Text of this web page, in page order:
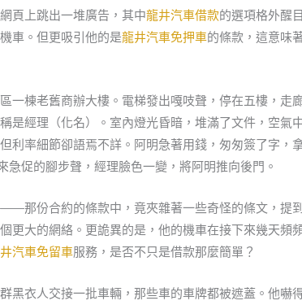
頁上跳出一堆廣告，其中龍井汽車借款的選項格外醒
車。但更吸引他的是龍井汽車免押車的條款，這意味
一棟老舊商辦大樓。電梯發出嘎吱聲，停在五樓，走
是經理（化名）。室內燈光昏暗，堆滿了文件，空氣
利率細節卻語焉不詳。阿明急著用錢，匆匆簽了字，
急促的腳步聲，經理臉色一變，將阿明推向後門。
那份合約的條款中，竟夾雜著一些奇怪的條文，提
更大的網絡。更詭異的是，他的機車在接下來幾天頻
汽車免留車服務，是否不只是借款那麼簡單？
黑衣人交接一批車輛，那些車的車牌都被遮蓋。他嚇